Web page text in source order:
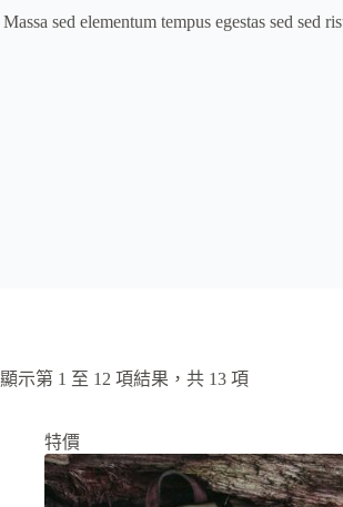
Massa sed elementum tempus egestas sed sed
顯示第 1 至 12 項結果，共 13 項
特價